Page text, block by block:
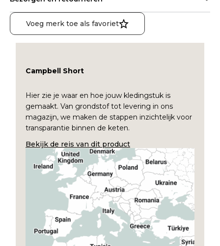
Voeg merk toe als favoriet
Campbell Short
Hier zie je waar en hoe jouw kledingstuk is
gemaakt. Van grondstof tot levering in ons
magazijn, we maken de stappen inzichtelijk voor
transparantie binnen de keten.
Bekijk de reis van dit product